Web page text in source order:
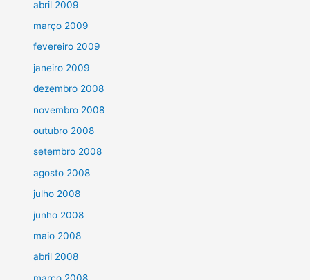
abril 2009
março 2009
fevereiro 2009
janeiro 2009
dezembro 2008
novembro 2008
outubro 2008
setembro 2008
agosto 2008
julho 2008
junho 2008
maio 2008
abril 2008